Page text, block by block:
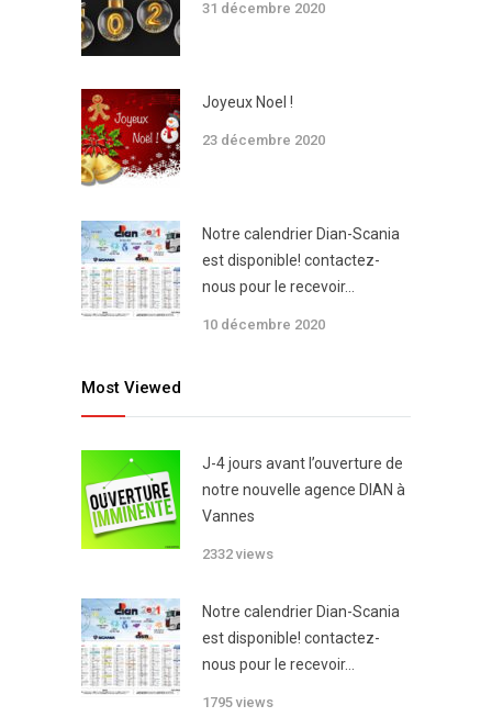
31 décembre 2020
Joyeux Noel !
23 décembre 2020
Notre calendrier Dian-Scania
est disponible! contactez-
nous pour le recevoir…
10 décembre 2020
Most Viewed
J-4 jours avant l’ouverture de
notre nouvelle agence DIAN à
Vannes
2332 views
Notre calendrier Dian-Scania
est disponible! contactez-
nous pour le recevoir…
1795 views